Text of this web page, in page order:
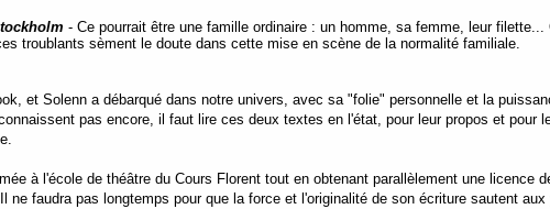
- Ce pourrait être une famille ordinaire : un homme, sa femme, leur
troublants sèment le doute dans cette mise en scène de la normalité familiale.
et Solenn a débarqué dans notre univers, avec sa "folie" personnelle et la
pas encore, il faut lire ces deux textes en l'état, pour leur propos et pour
à l'école de théâtre du Cours Florent tout en obtenant parallèlement une licence
ne faudra pas longtemps pour que la force et l'originalité de son écriture sautent